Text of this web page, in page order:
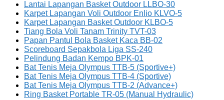
Lantai Lapangan Basket Outdoor LLBO-30
Karpet Lapangan Voli Outdoor Enlio KLVO-5
Karpet Lapangan Basket Outdoor KLBO-5
Tiang Bola Voli Tanam Trinity TVT-03
Papan Pantul Bola Basket Kaca BB-02
Scoreboard Sepakbola Liga SS-240
Pelindung Badan Kempo BPK-01
Bat Tenis Meja Olympus TTB-5 (Sportive+)
Bat Tenis Meja Olympus TTB-4 (Sportive)
Bat Tenis Meja Olympus TTB-2 (Advance+)
Ring Basket Portable TR-05 (Manual Hydraulic)